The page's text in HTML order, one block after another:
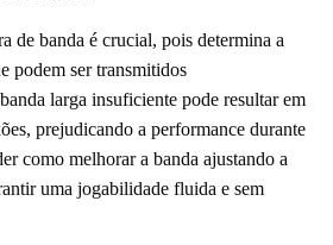
de banda é crucial, pois determina a
podem ser transmitidos
larga insuficiente pode resultar em
prejudicando a performance durante
como melhorar a banda ajustando a
uma jogabilidade fluida e sem